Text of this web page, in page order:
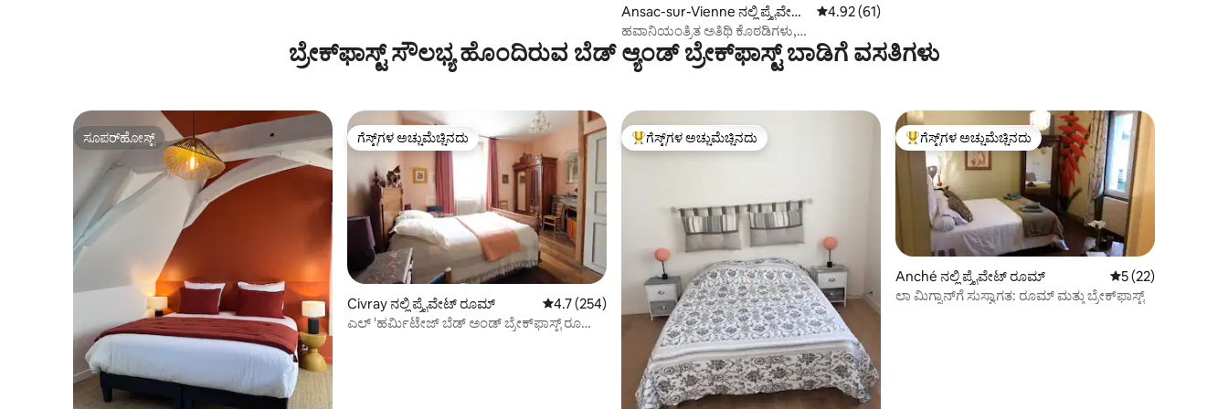
Ansac-sur-Vienne ನಲ್ಲಿ ಪ್ರೈವೇಟ್
ರೂಮ್
5 ರಲ್ಲಿ 4.92 ಸರಾಸರಿ ರೇಟಿಂಗ್, 61 ವಿಮರ್ಶೆಗಳು
4.92 (61)
ಹವಾನಿಯಂತ್ರಿತ ಅತಿಥಿ ಕೊಠಡಿಗಳು,
ಉಪಹಾರದೊಂದಿಗೆ.
ಬ್ರೇಕ್‌ಫಾಸ್ಟ್ ‌ಸೌಲಭ್ಯ ಹೊಂದಿರುವ ಬೆಡ್ ಆ್ಯಂಡ್ ಬ್ರೇಕ್‌ಫಾಸ್ಟ್‌ ಬಾಡಿಗೆ ವಸತಿಗಳು
ಸೂಪರ್‌ಹೋಸ್ಟ್
ಸೂಪರ್‌ಹೋಸ್ಟ್ ಗೆಸ್ಟ್‌ಗಳ ಅಚ್ಚುಮೆಚ್ಚಿನದು
ಗೆಸ್ಟ್‌ಗಳ ಅಚ್ಚುಮೆಚ್ಚಿನದು
Civray ನಲ್ಲಿ ಪ್ರೈವೇಟ್ ರೂಮ್ 5 ರಲ್ಲಿ 4.7 ಸರಾಸರಿ ರೇಟಿಂಗ್, 254 ವಿಮರ್ಶೆಗಳು
4.7 (254)
ಎಲ್ 'ಹರ್ಮಿಟೇಜ್ ಬೆಡ್ ಅಂಡ್ ಬ್ರೇಕ್‌ಫಾಸ್ಟ್ ರೂಮ್
ಗೆಸ್ಟ್‌ಗಳಿಗೆ ಅತಿ ಹೆಚ್ಚು ಅಚ್ಚುಮೆಚ್ಚಿನದು
ಗೆಸ್ಟ್‌ಗಳ ಅಚ್ಚುಮೆಚ್ಚಿನದು ಗೆಸ್ಟ್‌ಗಳಿಗೆ ಅತಿ ಹೆಚ್ಚು ಅಚ್ಚುಮೆಚ್ಚಿನದು
ಗೆಸ್ಟ್‌ಗಳ ಅಚ್ಚುಮೆಚ್ಚಿನದು
Anché ನಲ್ಲಿ ಪ್ರೈವೇಟ್ ರೂಮ್ 5 ರಲ್ಲಿ 5 ಸರಾಸರಿ
5 (22)
ಲಾ ಮಿಗ್ನಾನ್‌ಗೆ ಸುಸ್ವಾಗತ: ರೂಮ್ ಮತ್ತು ಬ್ರೇಕ್‌ಫಾಸ್ಟ್